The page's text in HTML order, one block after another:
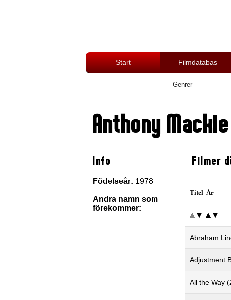
Start Filmdatabas
Genrer
Anthony Mackie
Info
Födelseår: 1978
Andra namn som
förekommer:
Filmer
Titel År
Abraham
Adjustment
All the Way